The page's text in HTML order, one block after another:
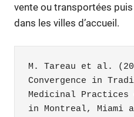
vente ou transportées
dans les villes d’accueil.
M. Tareau et al.
Convergence in
Medicinal
in Montreal, Miami